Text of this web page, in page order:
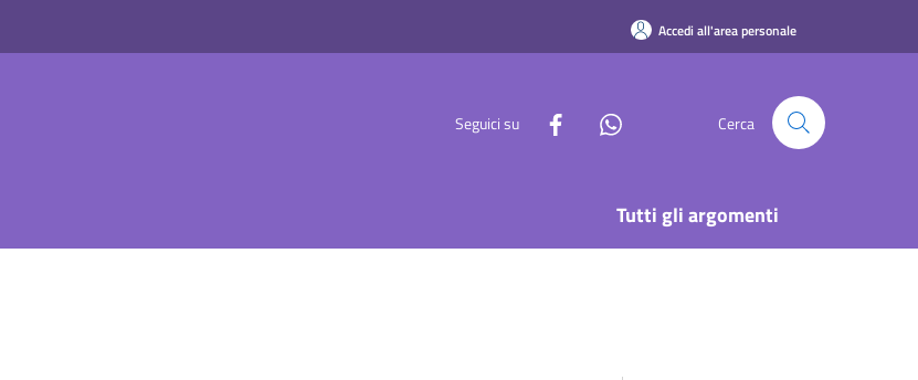
Accedi all'area personale
Seguici su Cerca
Tutti gli argomenti